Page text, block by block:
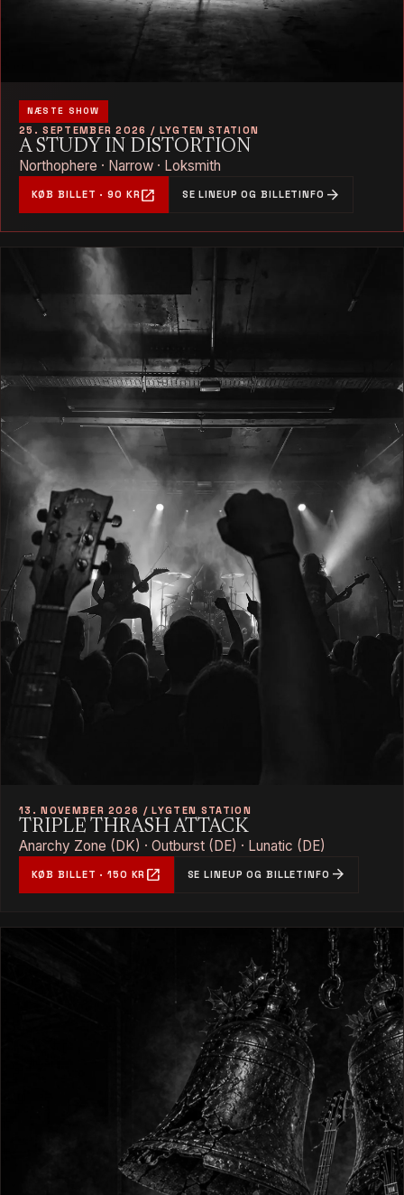
NÆSTE SHOW
25. SEPTEMBER 2026 / LYGTEN STATION
A STUDY IN DISTORTION
Northophere · Narrow · Loksmith
KØB BILLET · 90 KR open_in_new SE LINEUP OG BILLETINFO arrow_forward
13. NOVEMBER 2026 / LYGTEN STATION
TRIPLE THRASH ATTACK
Anarchy Zone (DK) · Outburst (DE) · Lunatic (DE)
KØB BILLET · 150 KR open_in_new SE LINEUP OG BILLETINFO arrow_forward